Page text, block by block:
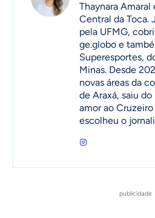
Thaynara
Central da Toca.
pela UFMG,
ge.globo e
Superesportes,
Minas. Desde
novas áreas da
de Araxá, saiu
amor ao
escolheu o
publicidade